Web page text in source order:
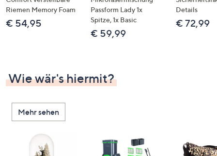
Riemen Memory Foam
€ 54,95
Passform Lady 1x
Spitze, 1x Basic
€ 59,99
Details
€ 72,99
Wie wär's hiermit?
Mehr sehen